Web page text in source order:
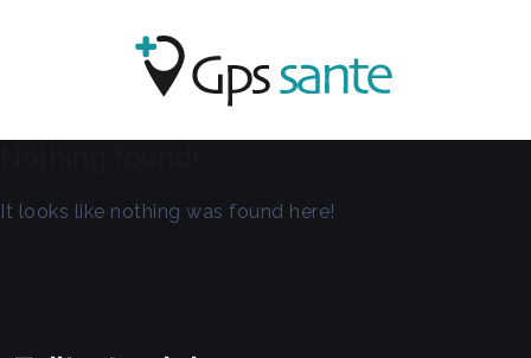
It looks like nothing was found here!